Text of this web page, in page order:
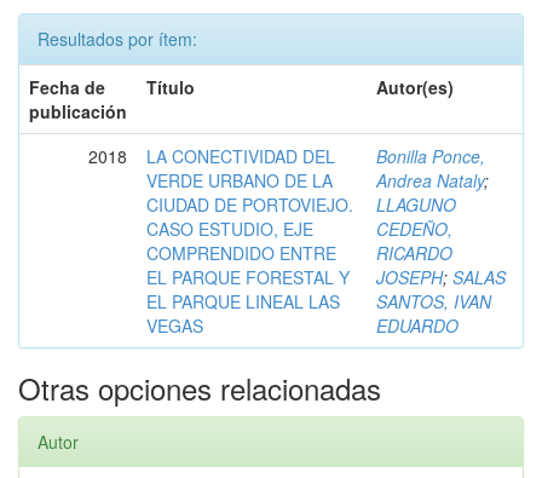
Resultados por ítem:
Fecha de
publicación
Título Autor(es)
2018
LA CONECTIVIDAD DEL
VERDE URBANO DE LA
CIUDAD DE PORTOVIEJO.
CASO ESTUDIO, EJE
COMPRENDIDO ENTRE
EL PARQUE FORESTAL Y
EL PARQUE LINEAL LAS
VEGAS
Bonilla Ponce,
Andrea Nataly;
LLAGUNO
CEDEÑO,
RICARDO
JOSEPH; SALAS
SANTOS, IVAN
EDUARDO
Otras opciones relacionadas
Autor